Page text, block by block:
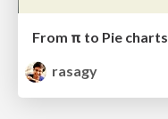
From π to Pie charts
rasagy